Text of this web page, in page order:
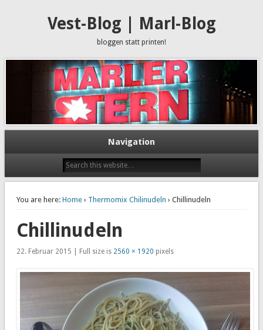
Vest-Blog | Marl-Blog
bloggen statt printen!
Navigation
You are here: Home› Thermomix Chilinudeln › Chillinudeln
Chillinudeln
22. Februar 2015 | Full size is 2560 × 1920 pixels